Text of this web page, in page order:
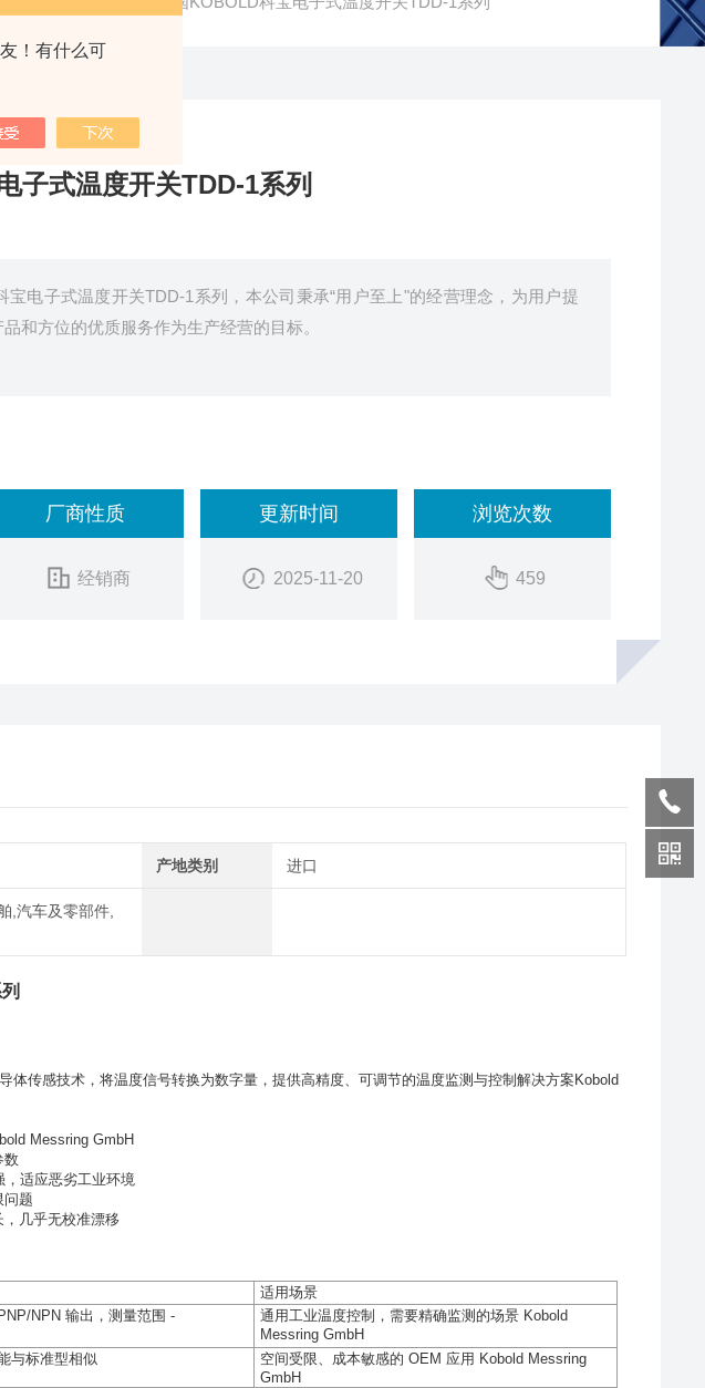
！有什么可
子式温度开关TDD-1系列
宝电子式温度开关TDD-1系列，本公司秉承“用户至上"的经营理念，为用户提
和方位的优质服务作为生产经营的目标。
厂商性质
经销商
更新时间
2025-11-20
浏览次数
459
产地类别 进口
,汽车及零部件,
体传感技术，将温度信号转换为数字量，提供高精度、可调节的温度监测与控制解决方案Kobold
Messring GmbH
数
适应恶劣工业环境
问题
几乎无校准漂移
适用场景
NPN 输出，测量范围 -
通用工业温度控制，需要精确监测的场景Kobold
Messring GmbH
与标准型相似 空间受限、成本敏感的 OEM 应用 Kobold Messring
GmbH